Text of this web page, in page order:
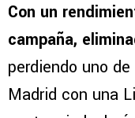
Con un
campaña,
perdiendo uno
Madrid con una